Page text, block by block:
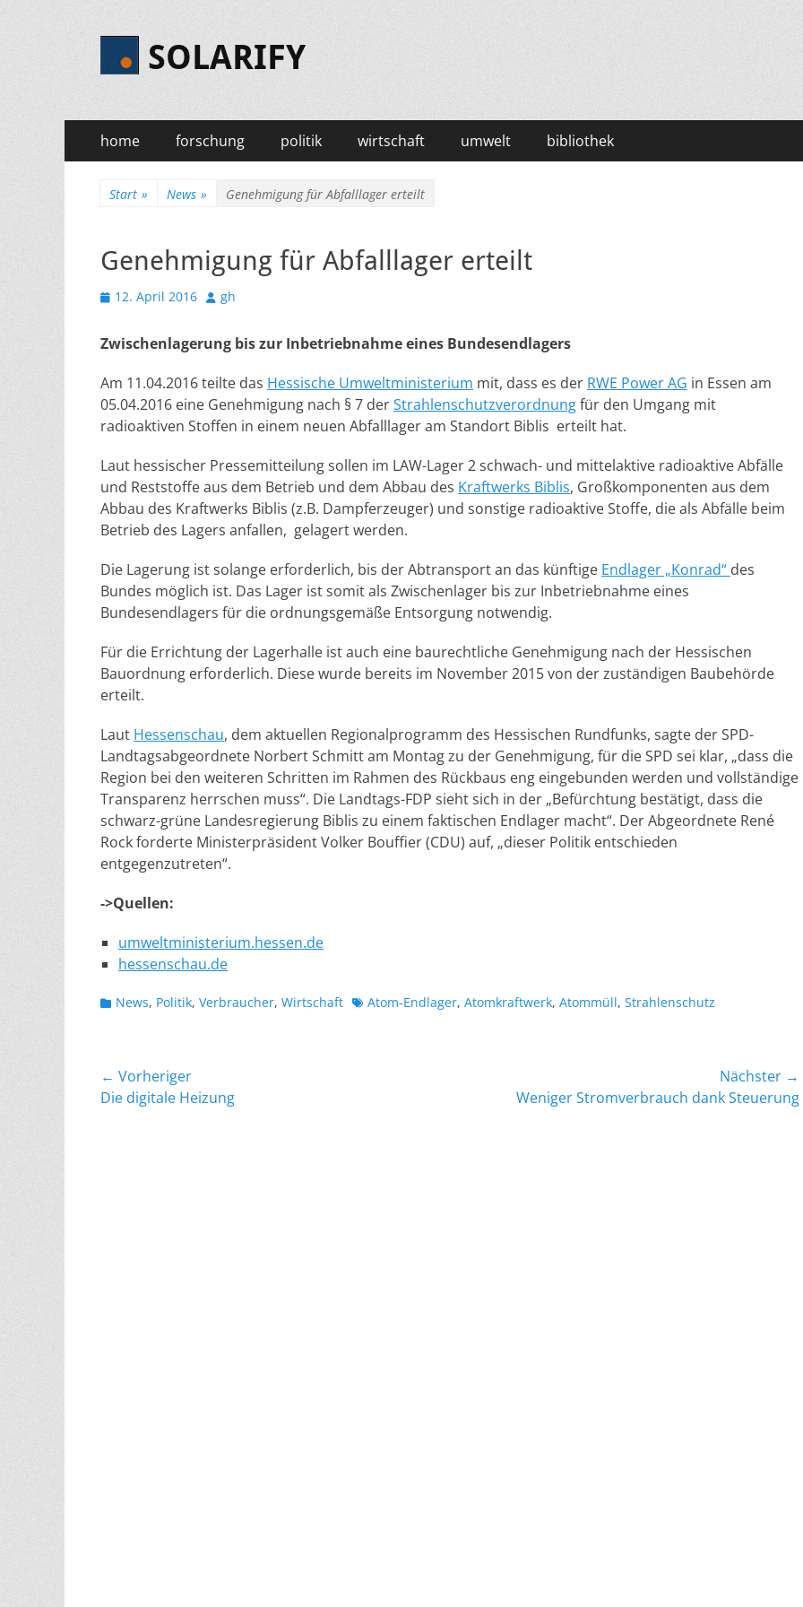
SOLARIFY
Primäres
Menü
Zum
Inhalt
home forschung politik wirtschaft umwelt bibliothek
Start » News » Genehmigung für Abfalllager erteilt
Genehmigung für Abfalllager erteilt
Veröffentlicht
12. April 2016 Autor
gh
Zwischenlagerung bis zur Inbetriebnahme eines Bundesendlagers
Am 11.04.2016 teilte das Hessische Umweltministerium mit, dass es der RWE Power AG in Essen am
05.04.2016 eine Genehmigung nach § 7 derStrahlenschutzverordnungfür den Umgang mit
radioaktiven Stoffen in einem neuen Abfalllager am Standort Biblis erteilt hat.
Laut hessischer Pressemitteilung sollen im LAW-Lager 2 schwach- und mittelaktive radioaktive Abfälle
und Reststoffe aus dem Betrieb und dem Abbau des Kraftwerks Biblis, Großkomponenten aus dem
Abbau des Kraftwerks Biblis (z.B. Dampferzeuger) und sonstige radioaktive Stoffe, die als Abfälle beim
Betrieb des Lagers anfallen, gelagert werden.
Die Lagerung ist solange erforderlich, bis der Abtransport an das künftige Endlager „Konrad“ des
Bundes möglich ist. Das Lager ist somit als Zwischenlager bis zur Inbetriebnahme eines
Bundesendlagers für die ordnungsgemäße Entsorgung notwendig.
Für die Errichtung der Lagerhalle ist auch eine baurechtliche Genehmigung nach der Hessischen
Bauordnung erforderlich. Diese wurde bereits im November 2015 von der zuständigen Baubehörde
erteilt.
Laut Hessenschau, dem aktuellen Regionalprogramm des Hessischen Rundfunks, sagte der SPD-
Landtagsabgeordnete Norbert Schmitt am Montag zu der Genehmigung, für die SPD sei klar, „dass die
Region bei den weiteren Schritten im Rahmen des Rückbaus eng eingebunden werden und vollständige
Transparenz herrschen muss“. Die Landtags-FDP sieht sich in der „Befürchtung bestätigt, dass die
schwarz-grüne Landesregierung Biblis zu einem faktischen Endlager macht“. Der Abgeordnete René
Rock forderte Ministerpräsident Volker Bouffier (CDU) auf, „dieser Politik entschieden
entgegenzutreten“.
->Quellen:
umweltministerium.hessen.de
hessenschau.de
Kategorien
News, Politik, Verbraucher, Wirtschaft Schlagworte
Atom-Endlager, Atomkraftwerk, Atommüll, Strahlenschutz
Beitragsnavigation
← Vorheriger
Vorheriger
Die digitale Heizung
Nächster →
Weniger Stromverbrauch dank Steuerung